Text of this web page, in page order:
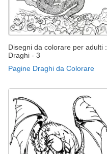
Disegni da colorare per adulti :
Draghi - 3
Pagine Draghi da Colorare